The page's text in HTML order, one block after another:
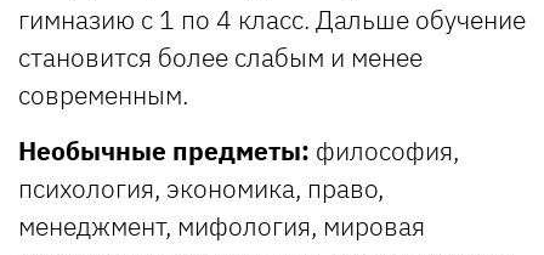
гимназию с 1 по 4 класс. Дальше обучение
становится более слабым и менее
современным.
Необычные предметы: философия,
психология, экономика, право,
менеджмент, мифология, мировая